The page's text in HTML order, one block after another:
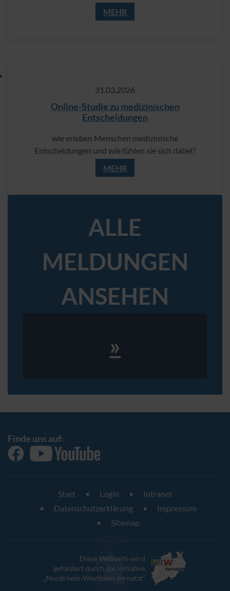
MEHR
31.​03.​2026
Online-Studie zu medizinischen
Entscheidungen
wie erleben Menschen medizinische
Entscheidungen und wie fühlen sie sich dabei?
MEHR
ALLE
MELDUNGEN
ANSEHEN
»
Finde uns auf:
Start Login
Intranet
Datenschutzerklärung
Impressum
Sitemap
Diese Webseite wird
gefördert durch die Initiative
„Nordrhein-Westfalen vernetzt“